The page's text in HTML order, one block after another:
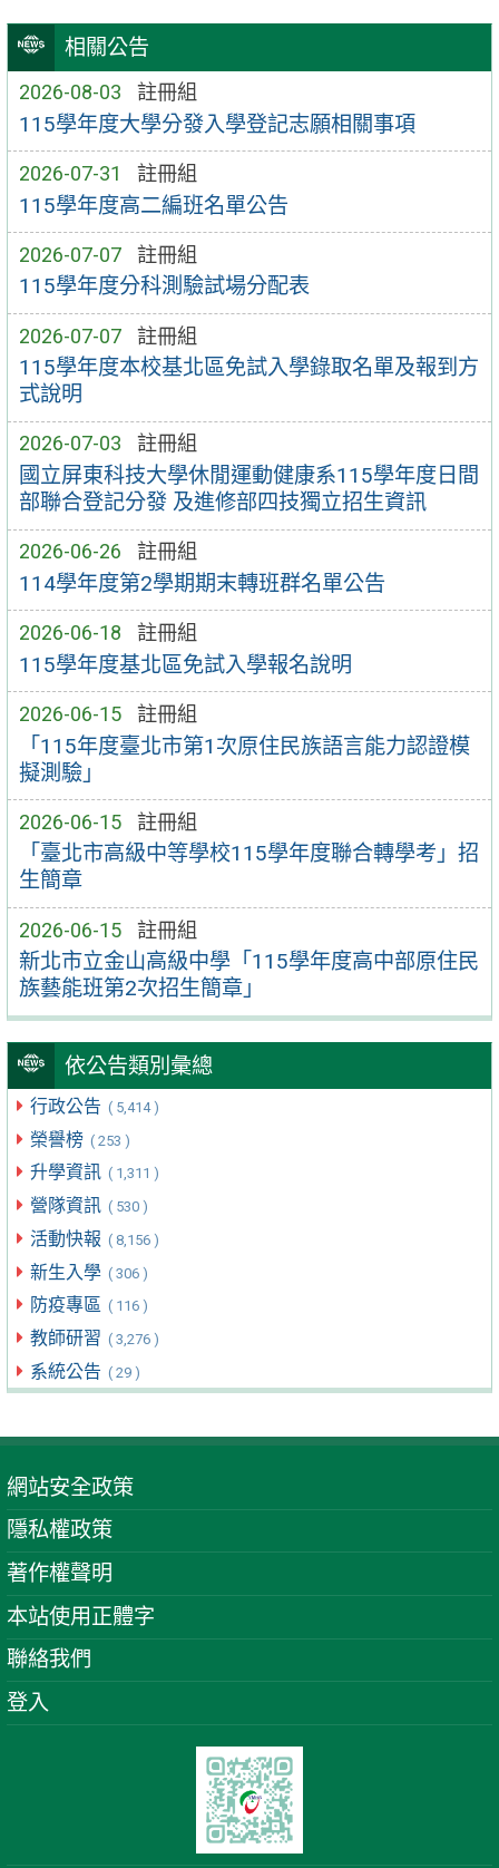
相關公告
2026-08-03 註冊組
115學年度大學分發入學登記志願相關事項
2026-07-31 註冊組
115學年度高二編班名單公告
2026-07-07 註冊組
115學年度分科測驗試場分配表
2026-07-07 註冊組
115學年度本校基北區免試入學錄取名單及報到方
式說明
2026-07-03 註冊組
國立屏東科技大學休閒運動健康系115學年度日間
部聯合登記分發 及進修部四技獨立招生資訊
2026-06-26 註冊組
114學年度第2學期期末轉班群名單公告
2026-06-18 註冊組
115學年度基北區免試入學報名說明
2026-06-15 註冊組
「115年度臺北市第1次原住民族語言能力認證模
擬測驗」
2026-06-15 註冊組
「臺北市高級中等學校115學年度聯合轉學考」招
生簡章
2026-06-15 註冊組
新北市立金山高級中學「115學年度高中部原住民
族藝能班第2次招生簡章」
依公告類別彙總
行政公告 ( 5,414 )
榮譽榜 ( 253 )
升學資訊 ( 1,311 )
營隊資訊 ( 530 )
活動快報 ( 8,156 )
新生入學 ( 306 )
防疫專區 ( 116 )
教師研習 ( 3,276 )
系統公告 ( 29 )
網站安全政策
隱私權政策
著作權聲明
本站使用正體字
聯絡我們
登入